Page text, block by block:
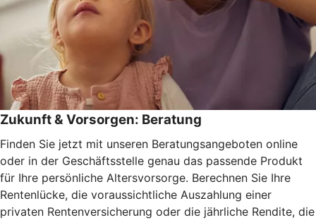
Zukunft & Vorsorgen: Beratung
Finden Sie jetzt mit unseren Beratungsangeboten online
oder in der Geschäftsstelle genau das passende Produkt
für Ihre persönliche Altersvorsorge. Berechnen Sie Ihre
Rentenlücke, die voraussichtliche Auszahlung einer
privaten Rentenversicherung oder die jährliche Rendite, die